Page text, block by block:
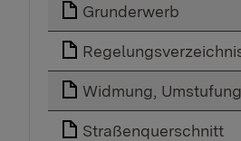
Grunderwerb
Widmung,
Straßenquerschnitt